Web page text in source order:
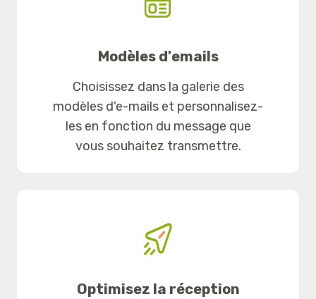
Modèles d'emails
Choisissez dans la galerie des
modèles d'e-mails et personnalisez-
les en fonction du message que
vous souhaitez transmettre.
Optimisez la réception